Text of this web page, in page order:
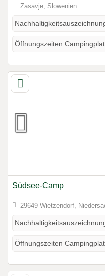
Zasavje, Slowenien
Öffnungszeiten
Südsee-Camp
29649 Wietzendorf,
Öffnungszeiten